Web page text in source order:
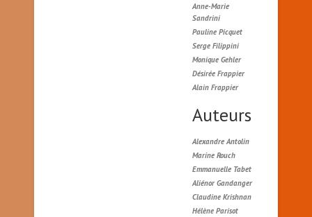
Anne-Marie
Sandrini
Pauline Picquet
Serge Filippini
Monique Gehler
Désirée Frappier
Alain Frappier
Auteurs
Alexandre Antolin
Marine Rouch
Emmanuelle Tabet
Aliénor Gandanger
Claudine Krishnan
Hélène Parisot